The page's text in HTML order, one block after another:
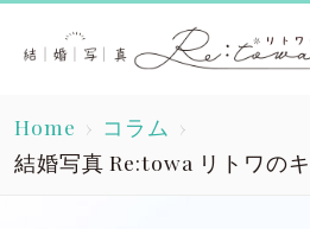
トップ
Top
Home
コラム
結婚写真 Re:towa リトワの